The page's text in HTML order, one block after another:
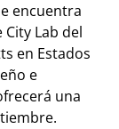
encuentra
Lab del
en Estados
e
una